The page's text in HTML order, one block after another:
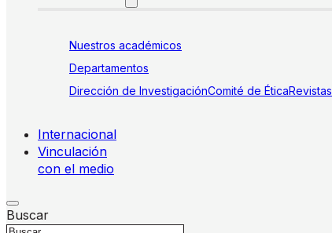
Nuestros académicos
Departamentos
Dirección de InvestigaciónComité de ÉticaRevistas
Internacional
Vinculación
con el medio
Buscar